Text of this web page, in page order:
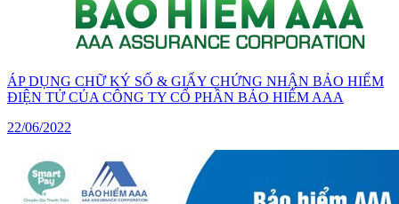
ÁP DỤNG CHỮ KÝ SỐ & GIẤY CHỨNG NHẬN BẢO HIỂM
ĐIỆN TỬ CỦA CÔNG TY CỔ PHẦN BẢO HIỂM AAA
22/06/2022